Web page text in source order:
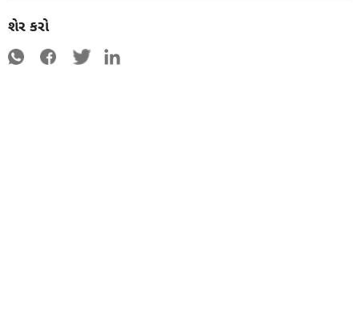
શેર કરો